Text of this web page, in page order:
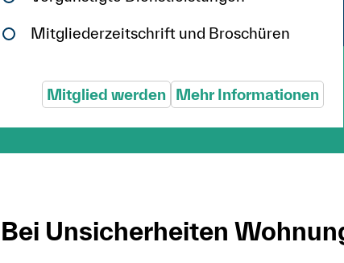
Mitgliederzeitschrift und Broschüren
Mitglied werden Mehr Informationen
Bei Unsicherheiten